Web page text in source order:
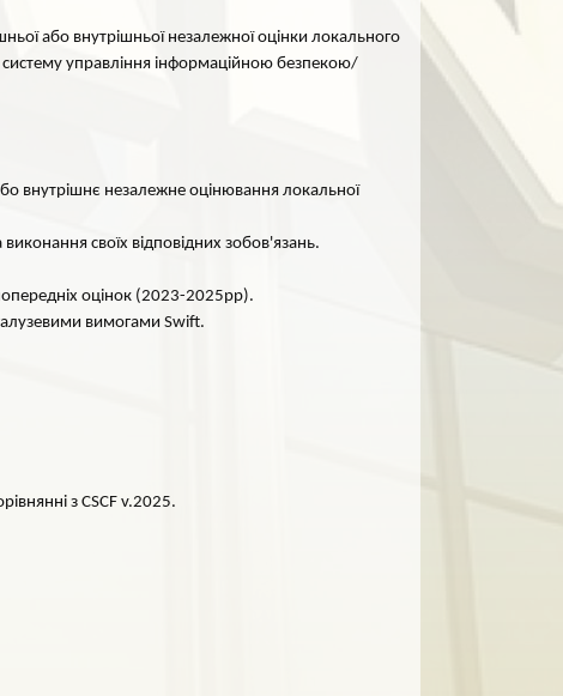
або внутрішньої незалежної оцінки локального
систему управління інформаційною безпекою/
внутрішнє незалежне оцінювання локальної
своїх відповідних зобов'язань.
оцінок (2023-2025рр).
вимогами Swift.
з CSCF v.2025.